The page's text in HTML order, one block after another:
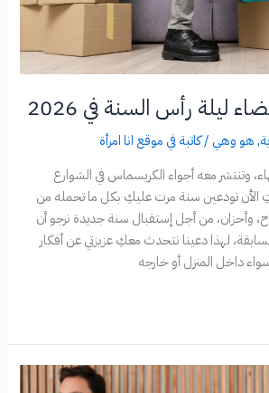
ليلة رأس السنة في 2026
,هو وهي /كاتبة في موقع انا امرأة
وتنتشر معه أجواء الكريسماس في الشوارع
الأن تودعين سنة مرت عليكِ بكل ما تحمله من
وأحزان، من أجل إستقبال سنة جديدة نرجو أن
لهذا دعينا نتحدث معكِ عزيزتي عن أفكار
داخل المنزل أو خارجه